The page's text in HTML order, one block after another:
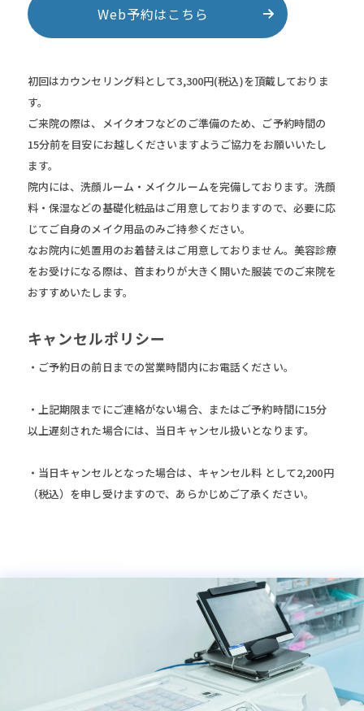
Web予約はこちら
初回はカウンセリング料として3,300円(税込)を頂戴しておりま
す。
ご来院の際は、メイクオフなどのご準備のため、ご予約時間の
15分前を目安にお越しくださいますようご協力をお願いいたし
ます。
院内には、洗顔ルーム・メイクルームを完備しております。洗顔
料・保湿などの基礎化粧品はご用意しておりますので、必要に応
じてご自身のメイク用品のみご持参ください。
なお院内に処置用のお着替えはご用意しておりません。美容診療
をお受けになる際は、首まわりが大きく開いた服装でのご来院を
おすすめいたします。
キャンセルポリシー
・ご予約日の前日までの営業時間内にお電話ください。
・上記期限までにご連絡がない場合、またはご予約時間に15分
以上遅刻された場合には、当日キャンセル扱いとなります。
・当日キャンセルとなった場合は、キャンセル料 として2,200円
（税込）を申し受けますので、あらかじめご了承ください。